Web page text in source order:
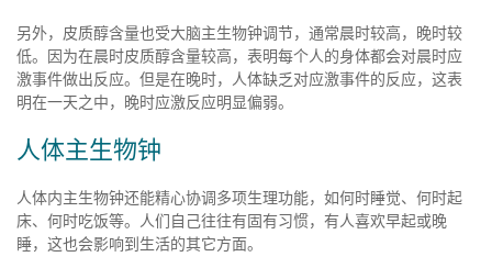
另外，皮质醇含量也受大脑主生物钟调节，通常晨时较高，晚时较
低。因为在晨时皮质醇含量较高，表明每个人的身体都会对晨时应
激事件做出反应。但是在晚时，人体缺乏对应激事件的反应，这表
明在一天之中，晚时应激反应明显偏弱。
人体主生物钟
人体内主生物钟还能精心协调多项生理功能，如何时睡觉、何时起
床、何时吃饭等。人们自己往往有固有习惯，有人喜欢早起或晚
睡，这也会影响到生活的其它方面。